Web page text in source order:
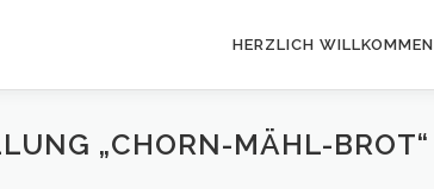
HERZLICH WILLKOMMEN
„CHORN-MÄHL-BROT“